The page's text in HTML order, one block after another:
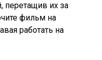
перетащив их за
фильм на
работать на